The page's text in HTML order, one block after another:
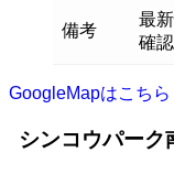
備考
最
確
GoogleMapはこちら
シンコウパーク